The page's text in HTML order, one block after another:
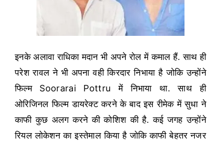
इनके अलावा राधिका मदान भी अपने रोल में कमाल हैं. साथ ही
परेश रावल ने भी अपना वही किरदार निभाया है जोकि उन्होंने
फिल्म Soorarai Pottru में निभाया था. साथ ही
ओरिजिनल फिल्म डायरेक्ट करने के बाद इस रीमेक में सुधा ने
काफी कुछ अलग करने की कोशिश की है. कई जगह उन्होंने
रियल लोकेशन का इस्तेमाल किया है जोकि काफी बेहतर नजर